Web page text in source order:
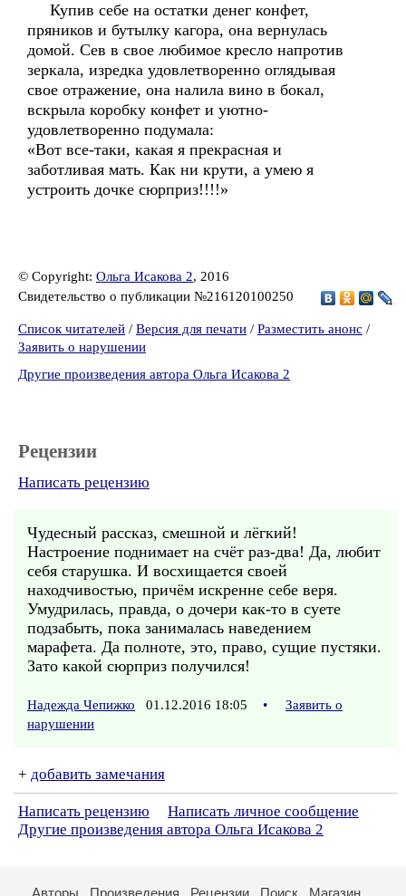
Купив себе на остатки денег конфет,
пряников и бутылку кагора, она вернулась
домой. Сев в свое любимое кресло напротив
зеркала, изредка удовлетворенно оглядывая
свое отражение, она налила вино в бокал,
вскрыла коробку конфет и уютно-
удовлетворенно подумала:
«Вот все-таки, какая я прекрасная и
заботливая мать. Как ни крути, а умею я
устроить дочке сюрприз!!!!»
© Copyright: Ольга Исакова 2, 2016
Свидетельство о публикации №216120100250
Список читателей / Версия для печати / Разместить анонс /
Заявить о нарушении
Другие произведения автора Ольга Исакова 2
Рецензии
Написать рецензию
Чудесный рассказ, смешной и лёгкий!
Настроение поднимает на счёт раз-два! Да, любит
себя старушка. И восхищается своей
находчивостью, причём искренне себе веря.
Умудрилась, правда, о дочери как-то в суете
подзабыть, пока занималась наведением
марафета. Да полноте, это, право, сущие пустяки.
Зато какой сюрприз получился!
Надежда Чепижко 01.12.2016 18:05 •
Заявить о
нарушении
+ добавить замечания
Написать рецензию
Написать личное сообщение
Другие произведения автора Ольга Исакова 2
Авторы Произведения Рецензии Поиск Магазин